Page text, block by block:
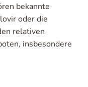
bekannte
oder die
relativen
insbesondere